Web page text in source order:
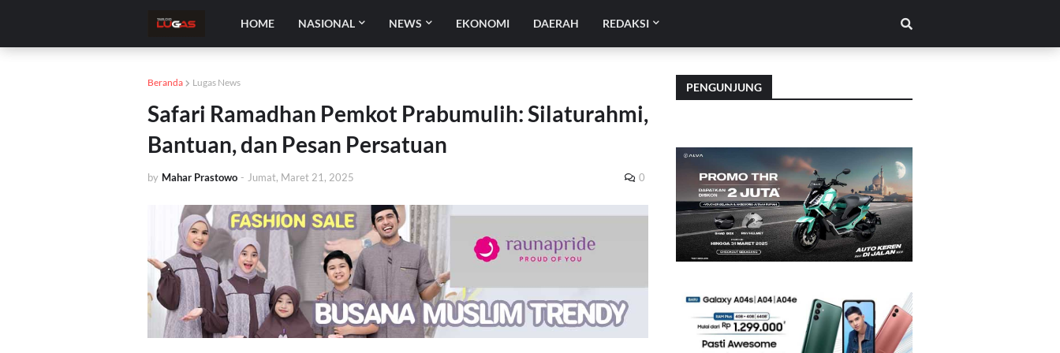
HOME NASIONAL NEWS EKONOMI DAERAH REDAKSI
Beranda Lugas News
Safari Ramadhan Pemkot Prabumulih: Silaturahmi,
Bantuan, dan Pesan Persatuan
by Mahar Prastowo - Jumat, Maret 21, 2025 0
PENGUNJUNG